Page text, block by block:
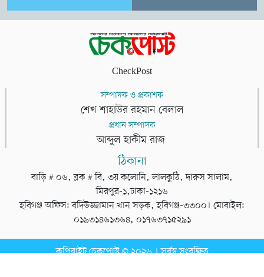
CheckPost
সম্পাদক ও প্রকাশক
শেখ শাহাউর রহমান বেলাল
প্রধান সম্পাদক
আব্দুল হাকীম রাজ
ঠিকানা
বাড়ি # ০৬, ব্লক # বি, ৩য় কলোনি, লালকুঠি, দারুস সালাম,
মিরপুর-১,ঢাকা-১২১৬
হবিগঞ্জ অফিস: বদিউজ্জামান খান সড়ক, হবিগঞ্জ-৩৩০০। মোবাইল:
০১৯৩১৪৬১৩৬৪, ০১৭৬৩৭১৫২৯১
কপিরাইট চেকপোস্ট © ২০২৬ । সর্বস্ব সংরক্ষিত